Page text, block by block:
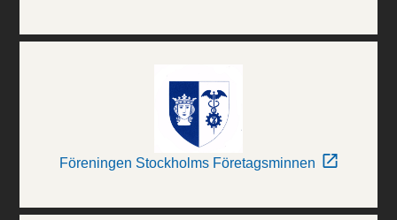
Föreningen Stockholms Företagsminnen